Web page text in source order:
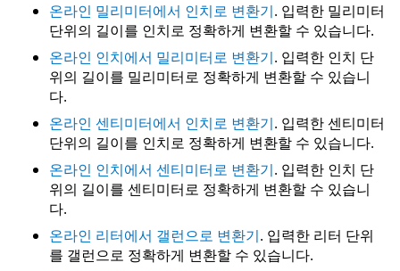
온라인 밀리미터에서 인치로 변환기. 입력한 밀리미터
단위의 길이를 인치로 정확하게 변환할 수 있습니다.
온라인 인치에서 밀리미터로 변환기. 입력한 인치 단
위의 길이를 밀리미터로 정확하게 변환할 수 있습니
다.
온라인 센티미터에서 인치로 변환기. 입력한 센티미터
단위의 길이를 인치로 정확하게 변환할 수 있습니다.
온라인 인치에서 센티미터로 변환기. 입력한 인치 단
위의 길이를 센티미터로 정확하게 변환할 수 있습니
다.
온라인 리터에서 갤런으로 변환기. 입력한 리터 단위
를 갤런으로 정확하게 변환할 수 있습니다.